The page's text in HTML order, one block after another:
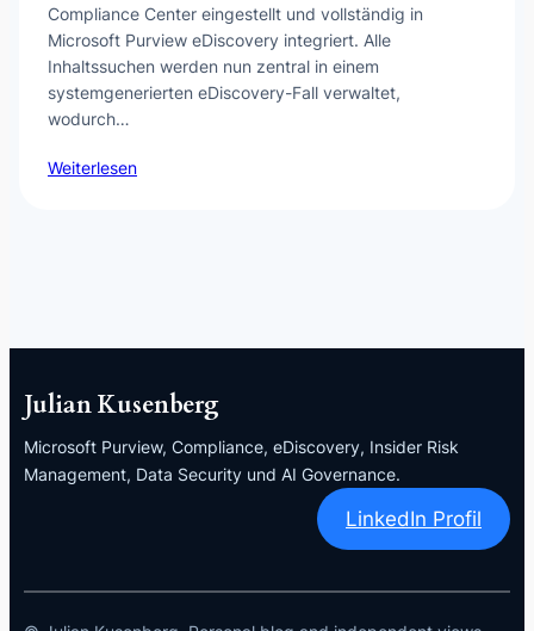
Compliance Center eingestellt und vollständig in
Microsoft Purview eDiscovery integriert. Alle
Inhaltssuchen werden nun zentral in einem
systemgenerierten eDiscovery-Fall verwaltet,
wodurch…
Weiterlesen
Julian Kusenberg
Microsoft Purview, Compliance, eDiscovery, Insider Risk
Management, Data Security und AI Governance.
LinkedIn Profil